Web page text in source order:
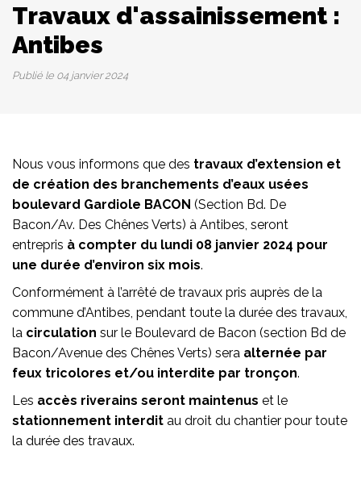
Travaux d'assainissement :
Antibes
Publié le 04 janvier 2024
Nous vous informons que des travaux d’extension et
de création des branchements d’eaux usées
boulevard Gardiole BACON (Section Bd. De
Bacon/Av. Des Chênes Verts) à Antibes, seront
entrepris à compter du lundi 08 janvier 2024 pour
une durée d’environ six mois.
Conformément à l’arrêté de travaux pris auprès de la
commune d’Antibes, pendant toute la durée des travaux,
la circulation sur le Boulevard de Bacon (section Bd de
Bacon/Avenue des Chênes Verts) sera alternée par
feux tricolores et/ou interdite par tronçon.
Les accès riverains seront maintenus et le
stationnement interdit au droit du chantier pour toute
la durée des travaux.